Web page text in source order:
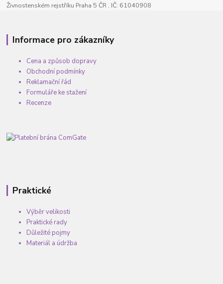
Živnostenském rejstříku Praha 5 ČR , IČ: 61040908
Informace pro zákazníky
Cena a způsob dopravy
Obchodní podmínky
Reklamační řád
Formuláře ke stažení
Recenze
Praktické
Výběr velikosti
Praktické rady
Důležité pojmy
Materiál a údržba